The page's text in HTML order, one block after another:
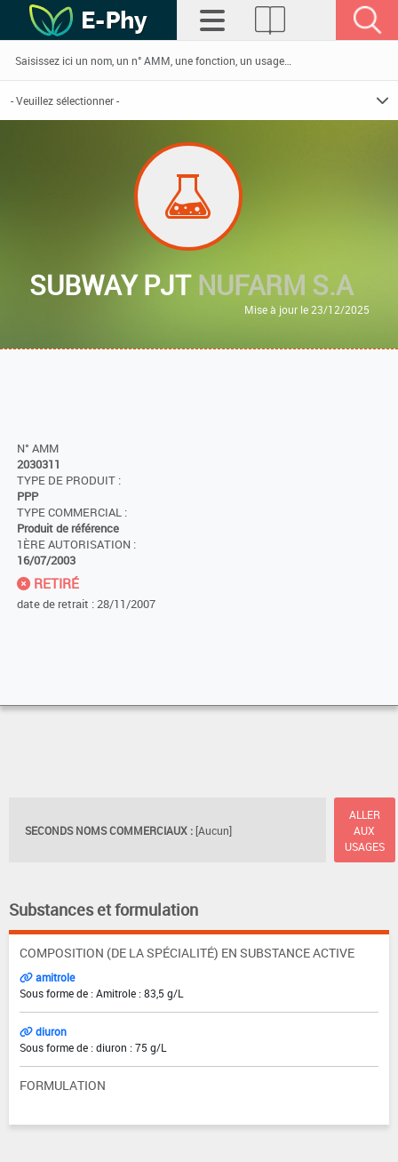
SUBWAY PJTNUFARM S.A
Mise à jour le 23/12/2025
N° AMM
2030311
TYPE DE PRODUIT :
PPP
TYPE COMMERCIAL :
Produit de référence
1ÈRE AUTORISATION :
16/07/2003
RETIRÉ
date de retrait : 28/11/2007
SECONDS NOMS COMMERCIAUX : [Aucun]
ALLER
AUX
USAGES
Substances et formulation
COMPOSITION (DE LA SPÉCIALITÉ) EN SUBSTANCE ACTIVE
amitrole
Sous forme de : Amitrole : 83,5 g/L
diuron
Sous forme de : diuron : 75 g/L
FORMULATION